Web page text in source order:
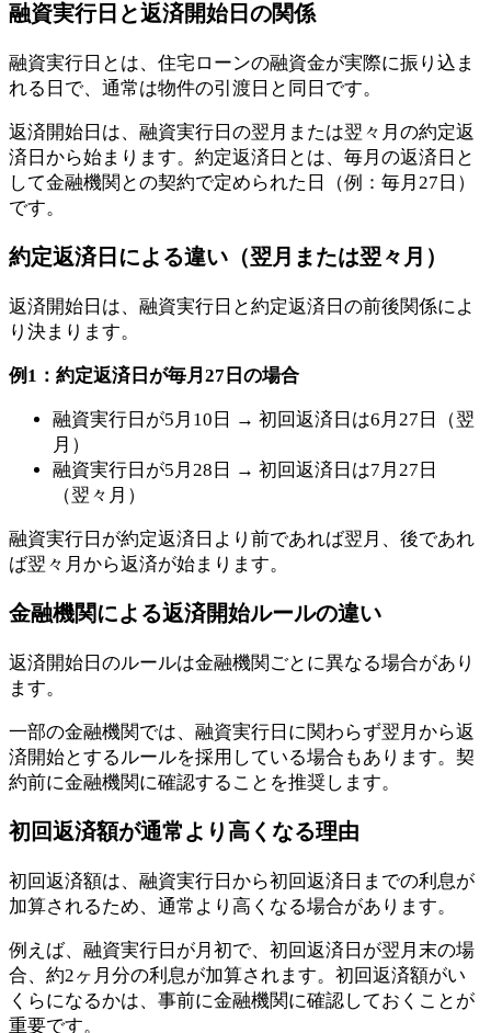
融資実行日と返済開始日の関係
融資実行日とは、住宅ローンの融資金が実際に振り込ま
れる日で、通常は物件の引渡日と同日です。
返済開始日は、融資実行日の翌月または翌々月の約定返
済日から始まります。約定返済日とは、毎月の返済日と
して金融機関との契約で定められた日（例：毎月27日）
です。
約定返済日による違い（翌月または翌々月）
返済開始日は、融資実行日と約定返済日の前後関係によ
り決まります。
例1：約定返済日が毎月27日の場合
融資実行日が5月10日 → 初回返済日は6月27日（翌
月）
融資実行日が5月28日 → 初回返済日は7月27日
（翌々月）
融資実行日が約定返済日より前であれば翌月、後であれ
ば翌々月から返済が始まります。
金融機関による返済開始ルールの違い
返済開始日のルールは金融機関ごとに異なる場合があり
ます。
一部の金融機関では、融資実行日に関わらず翌月から返
済開始とするルールを採用している場合もあります。契
約前に金融機関に確認することを推奨します。
初回返済額が通常より高くなる理由
初回返済額は、融資実行日から初回返済日までの利息が
加算されるため、通常より高くなる場合があります。
例えば、融資実行日が月初で、初回返済日が翌月末の場
合、約2ヶ月分の利息が加算されます。初回返済額がい
くらになるかは、事前に金融機関に確認しておくことが
重要です。